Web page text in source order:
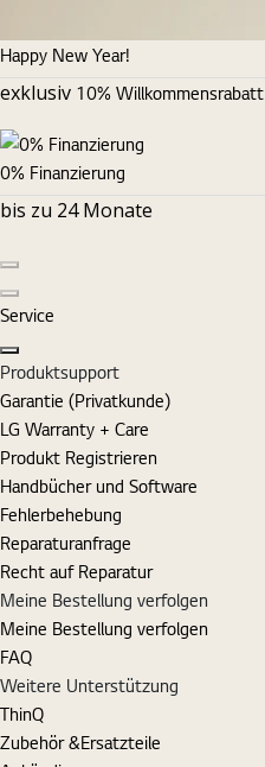
Happy New Year!
exklusiv 10% Willkommensrabatt
0% Finanzierung
bis zu 24 Monate
Nächste Folie
Service
Schließen
Produktsupport
Garantie (Privatkunde)
LG Warranty + Care
Produkt Registrieren
Handbücher und Software
Fehlerbehebung
Reparaturanfrage
Recht auf Reparatur
Meine Bestellung verfolgen
Meine Bestellung verfolgen
FAQ
Weitere Unterstützung
ThinQ
Zubehör &Ersatzteile